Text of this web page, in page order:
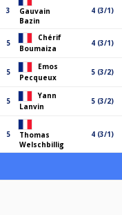
3
Gauvain
Bazin
4 (3/1)
5
Chérif
Boumaiza
4 (3/1)
5
Emos
Pecqueux
5 (3/2)
5
Yann
Lanvin
5 (3/2)
5
Thomas
Welschbillig
4 (3/1)